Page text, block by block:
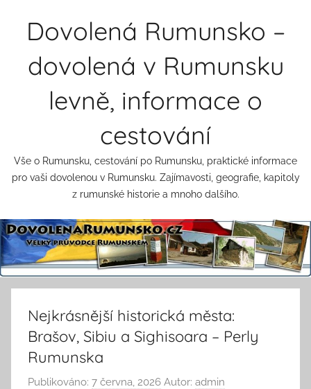
Dovolená Rumunsko –
dovolená v Rumunsku
levně, informace o
cestování
Vše o Rumunsku, cestování po Rumunsku, praktické informace
pro vaši dovolenou v Rumunsku. Zajímavosti, geografie, kapitoly
z rumunské historie a mnoho dalšího.
Nejkrásnější historická města:
Brašov, Sibiu a Sighisoara – Perly
Rumunska
Publikováno: 7 června, 2026 Autor: admin